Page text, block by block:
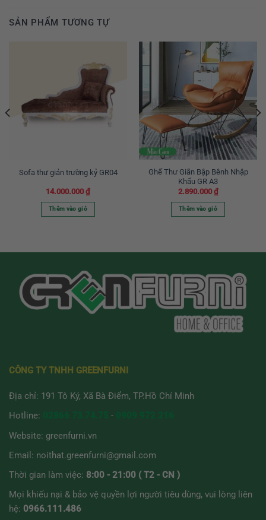
SẢN PHẨM TƯƠNG TỰ
Sofa thư giản trường kỷ GR04
14.000.000 ₫
Thêm vào giỏ
Ghế Thư Giãn Bập Bênh Nhập
Khẩu GR A3
2.890.000 ₫
Thêm vào giỏ
CÔNG TY TNHH GREENFURNI
Địa chỉ: 191 Tô Ký, Xã Bà Điểm, TP.Hồ Chí Minh
Hotline:
-
Website: greenfurni.vn
Email: noithat.greenfurni@gmail.com
Thời gian làm việc: 8:00 - 21:00 ( T2 - CN )
Mọi khiếu nại & bảo vệ quyền lợi người tiêu dùng, vui lòng liên
hệ: 0966.111.486